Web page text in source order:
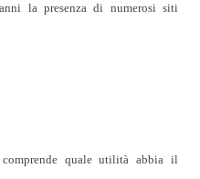
la presenza di numerosi siti
quale utilità abbia il